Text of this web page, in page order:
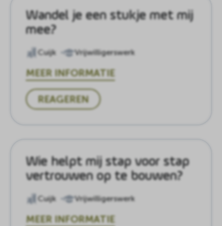
Wandel je een stukje met mij
mee?
Cuijk Vrijwilligerswerk
MEER INFORMATIE
REAGEREN
Wie helpt mij stap voor stap
vertrouwen op te bouwen?
Cuijk Vrijwilligerswerk
MEER INFORMATIE